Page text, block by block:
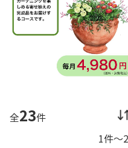
全23件
1件～